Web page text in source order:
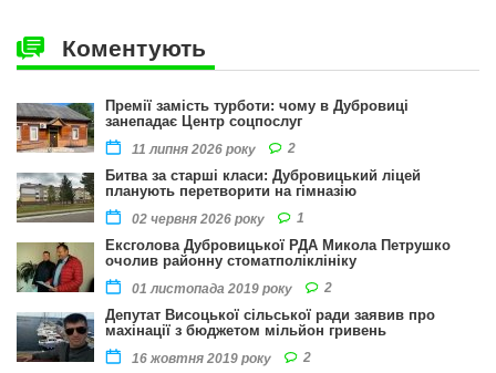
Коментують
Премії замість турботи: чому в Дубровиці
занепадає Центр соцпослуг
11 липня 2026 року 2
Битва за старші класи: Дубровицький ліцей
планують перетворити на гімназію
02 червня 2026 року 1
Ексголова Дубровицької РДА Микола Петрушко
очолив районну стоматполіклініку
01 листопада 2019 року 2
Депутат Висоцької сільської ради заявив про
махінації з бюджетом мільйон гривень
16 жовтня 2019 року 2